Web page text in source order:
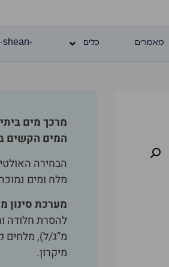
מאמרים כלים +mad-shean
המים הקשים
הבחירה
מלח ומים
מערכת סינון מים
מיקרון.